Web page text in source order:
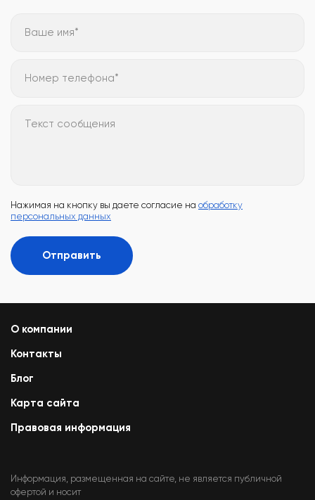
Ваше имя*
Номер телефона*
Текст сообщения
Нажимая на кнопку вы даете согласие на обработку
персональных данных
Отправить
О компании
Контакты
Блог
Карта сайта
Правовая информация
Информация, размещенная на сайте, не является публичной
офертой и носит